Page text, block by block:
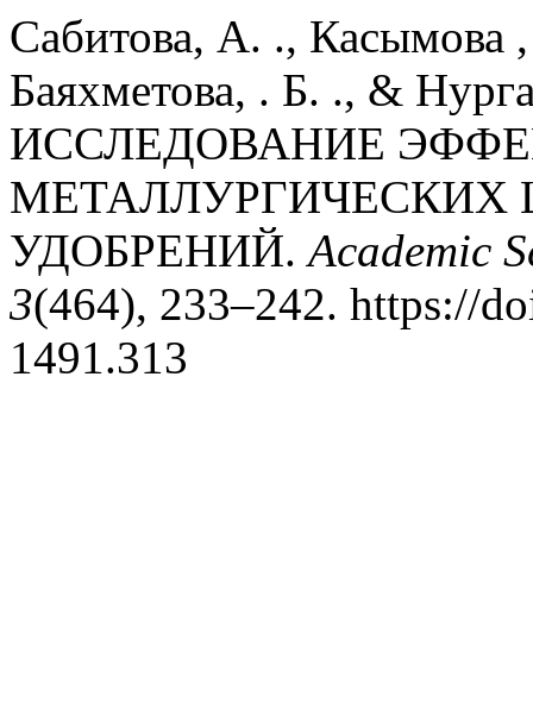
Сабитова, А. .,
Баяхметова, . Б. ., &
ИССЛЕДОВАНИЕ
МЕТАЛЛУРГИЧЕСКИХ
УДОБРЕНИЙ.Academic
3(464), 233–242. https://
1491.313